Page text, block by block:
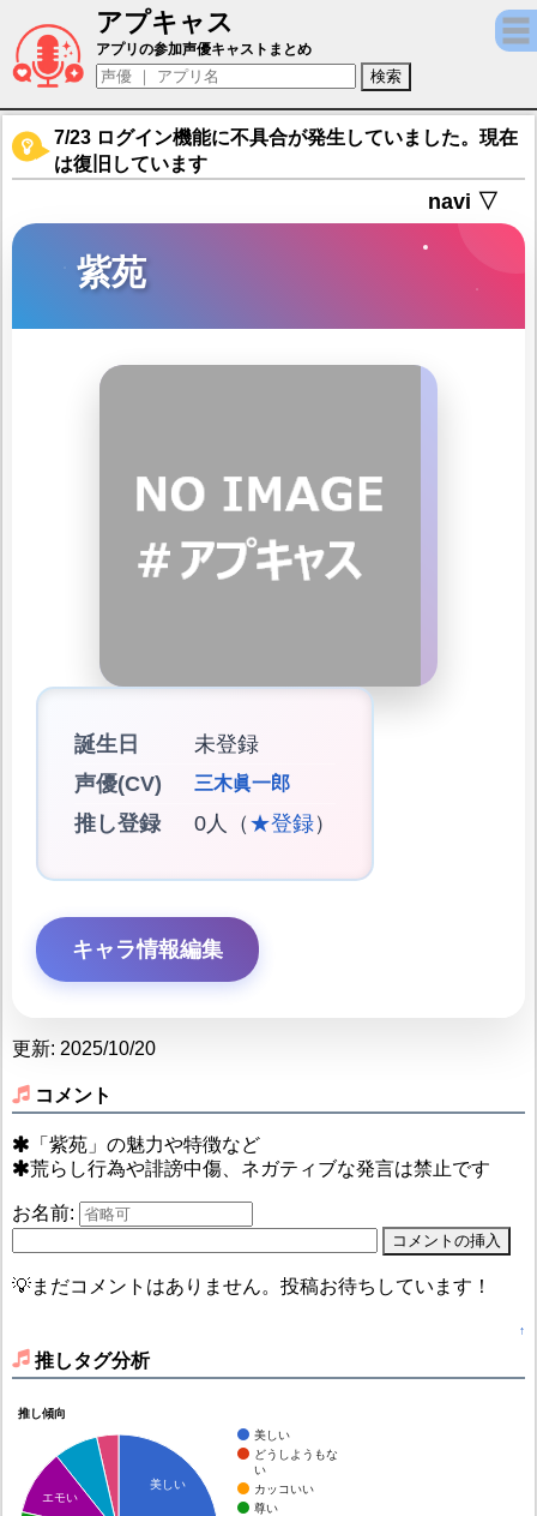
アプキャス
紫苑（声優：三木眞一郎)【干支かれ 〜
アプリの参加声優キャストまとめ
7/23 ログイン機能に不具合が発生していました。現在
は復旧しています
navi ▽
紫苑
誕生日
未登録
声優(CV)
三木眞一郎
推し登録 0人（ ★登録）
キャラ情報編集
更新: 2025/10/20
コメント
「紫苑」の魅力や特徴など
荒らし行為や誹謗中傷、ネガティブな発言は禁止です
お名前:
💡まだコメントはありません。投稿お待ちしています！
↑
推しタグ分析
推し傾向
美しい
どうしようもな
い
カッコいい
尊い
美しい
エモい